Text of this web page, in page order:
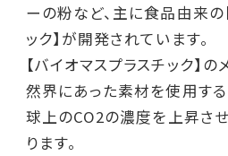
ーの粉など、主に食品由来の
ック】が開発されています。
【バイオマスプラスチック】の
然界にあった素材を使用する
球上のCO2の濃度を上昇さ
ります。